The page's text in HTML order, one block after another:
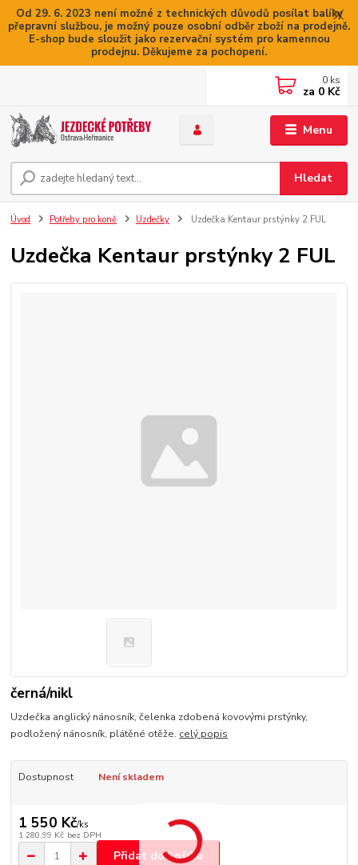
Od 29. 6. 2023 není možné z technických důvodů posílat balíky
přepravní službou, je možný pouze osobní odběr zboží na prodejně.
E-shop bude sloužit jako rezervační systém pro kamennou
prodejnu. Děkujeme za pochopení.
Menu
Hledat
0 ks
za 0 Kč
Úvod Potřeby pro koně Uzdečky Uzdečka Kentaur prstýnky 2 FUL
Uzdečka Kentaur prstýnky 2 FUL
černá/nikl
Uzdečka anglický nánosník, čelenka zdobená kovovými prstýnky,
podložený nánosník, plátěné otěže. celý popis
Dostupnost Není skladem
1 550 Kč/ks
1 280,99 Kč bez DPH
Přidat do košíku